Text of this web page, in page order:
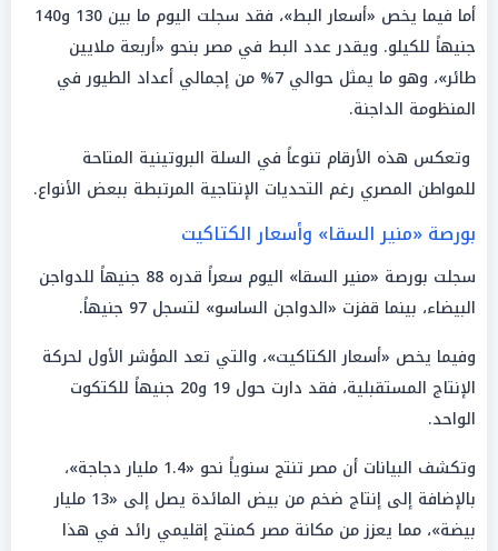
أما فيما يخص «أسعار البط»، فقد سجلت اليوم ما بين 130 و140
جنيهاً للكيلو. ويقدر عدد البط في مصر بنحو «أربعة ملايين
طائر»، وهو ما يمثل حوالي 7% من إجمالي أعداد الطيور في
المنظومة الداجنة.
وتعكس هذه الأرقام تنوعاً في السلة البروتينية المتاحة
للمواطن المصري رغم التحديات الإنتاجية المرتبطة ببعض الأنواع.
بورصة «منير السقا» وأسعار الكتاكيت
سجلت بورصة «منير السقا» اليوم سعراً قدره 88 جنيهاً للدواجن
البيضاء، بينما قفزت «الدواجن الساسو» لتسجل 97 جنيهاً.
وفيما يخص «أسعار الكتاكيت»، والتي تعد المؤشر الأول لحركة
الإنتاج المستقبلية، فقد دارت حول 19 و20 جنيهاً للكتكوت
الواحد.
وتكشف البيانات أن مصر تنتج سنوياً نحو «1.4 مليار دجاجة»،
بالإضافة إلى إنتاج ضخم من بيض المائدة يصل إلى «13 مليار
بيضة»، مما يعزز من مكانة مصر كمنتج إقليمي رائد في هذا